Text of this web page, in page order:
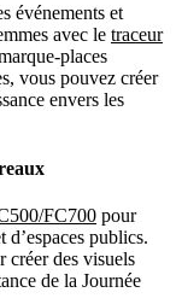
événements et
avec le traceur
places
vous pouvez créer
envers les
FC700 pour
publics.
créer des visuels
de la Journée